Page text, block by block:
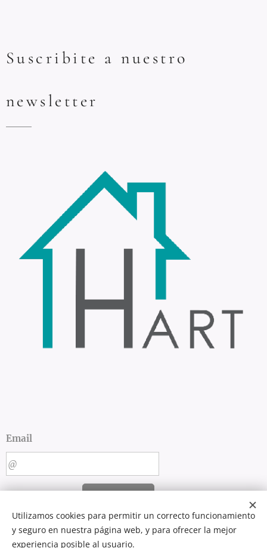
Suscribite a nuestro
newsletter
Email
Diseño y desarrollo web por
Utilizamos cookies para permitir un correcto funcionamiento
y seguro en nuestra página web, y para ofrecer la mejor
experiencia posible al usuario.